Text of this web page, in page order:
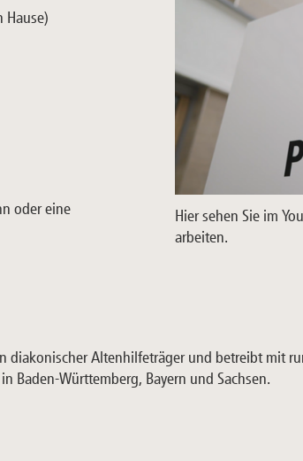
Hier sehen Sie im
arbeiten.
oder eine
Altenhilfeträger und betreibt mit
Baden-Württemberg, Bayern und Sachsen.